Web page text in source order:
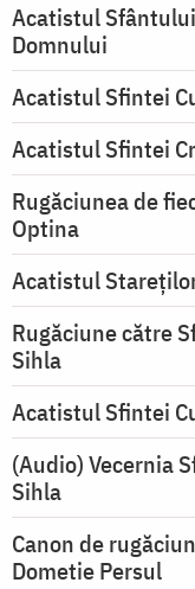
Acatistul
Domnului
Acatistul Sfintei
Acatistul Sfintei
Rugăciunea de
Optina
Acatistul
Rugăciune către
Sihla
Acatistul Sfintei
(Audio) Vecernia
Sihla
Canon de
Dometie Persul